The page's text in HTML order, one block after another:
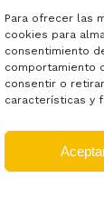
Para ofrecer las
cookies para
consentimiento
comportamiento
consentir o
características y
a 23:30h